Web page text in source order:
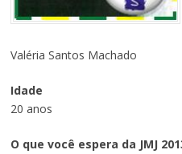
Valéria Santos Machado
Idade
20 anos
O que você espera da JMJ